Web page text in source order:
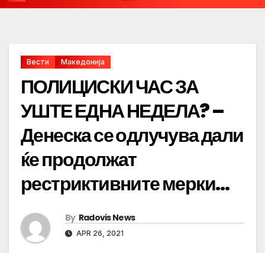
Вести Македонија
ПОЛИЦИСКИ ЧАС ЗА
УШТЕ ЕДНА НЕДЕЛА? –
Денеска се одлучува дали
ќе продолжат
рестриктивните мерки…
By Radovis News
APR 26, 2021